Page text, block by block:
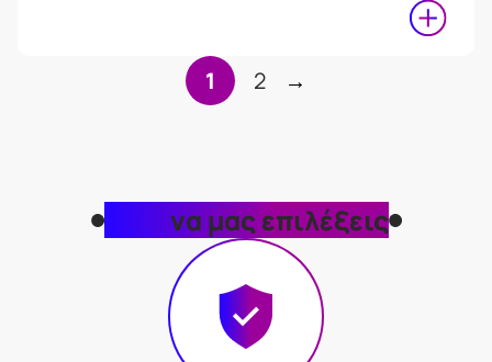
1 2 →
Γιατί να μας επιλέξεις